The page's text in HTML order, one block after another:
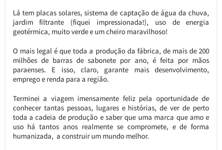
Lá tem placas solares, sistema de captação de água da chuva,
jardim filtrante (fiquei impressionada!), uso de energia
geotérmica, muito verde e um cheiro maravilhoso!
O mais legal é que toda a produção da fábrica, de mais de 200
milhões de barras de sabonete por ano, é feita por mãos
paraenses. E isso, claro, garante mais desenvolvimento,
emprego e renda para a região.
Terminei a viagem imensamente feliz pela oportunidade de
conhecer tantas pessoas, lugares e histórias, de ver de perto
toda a cadeia de produção e saber que uma marca que amo e
uso há tantos anos realmente se compromete, e de forma
humanizada, a construir um mundo melhor.